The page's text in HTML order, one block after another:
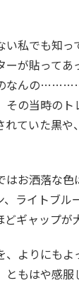
い私でも知っ
ーが貼ってあ
なんの
その当時のト
れていた黒や
はお洒落な色
ライトブル
ギャップが
、よりにもよ
ともはや感服